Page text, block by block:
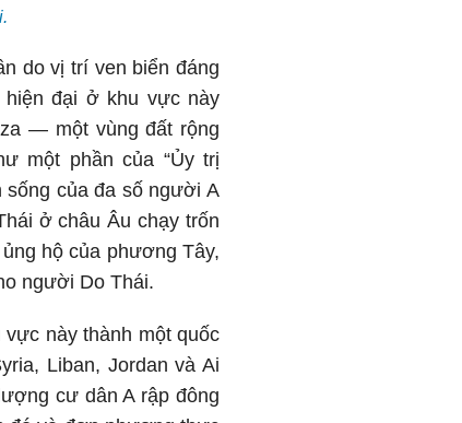
do vị trí ven biển đáng
đại ở khu vực này
— một vùng đất rộng
một phần của “Ủy trị
sống của đa số người A
ở châu Âu chạy trốn
hộ của phương Tây,
người Do Thái.
này thành một quốc
Liban, Jordan và Ai
cư dân A rập đông